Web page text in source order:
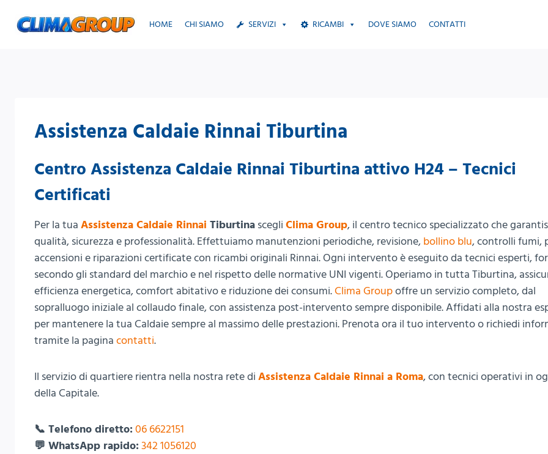
HOME CHI SIAMO SERVIZI RICAMBI DOVE SIAMO CONTATTI
Assistenza Caldaie Rinnai Tiburtina
Centro Assistenza Caldaie Rinnai Tiburtina attivo H24 – Tecnici
Certificati
Per la tua Assistenza Caldaie Rinnai Tiburtina scegli Clima Group, il centro tecnico specializzato che
qualità, sicurezza e professionalità. Effettuiamo manutenzioni periodiche, revisione, bollino blu, controlli fumi,
accensioni e riparazioni certificate con ricambi originali Rinnai. Ogni intervento è eseguito da tecnici esperti,
secondo gli standard del marchio e nel rispetto delle normative UNI vigenti. Operiamo in tutta Tiburtina,
efficienza energetica, comfort abitativo e riduzione dei consumi.Clima Groupoffre un servizio completo, dal
sopralluogo iniziale al collaudo finale, con assistenza post-intervento sempre disponibile. Affidati alla nostra
per mantenere la tua Caldaie sempre al massimo delle prestazioni. Prenota ora il tuo intervento o richiedi
tramite la pagina contatti.
Il servizio di quartiere rientra nella nostra rete di Assistenza Caldaie Rinnai a Roma, con tecnici operativi in
della Capitale.
📞 Telefono diretto: 06 6622151
💬 WhatsApp rapido: 342 1056120